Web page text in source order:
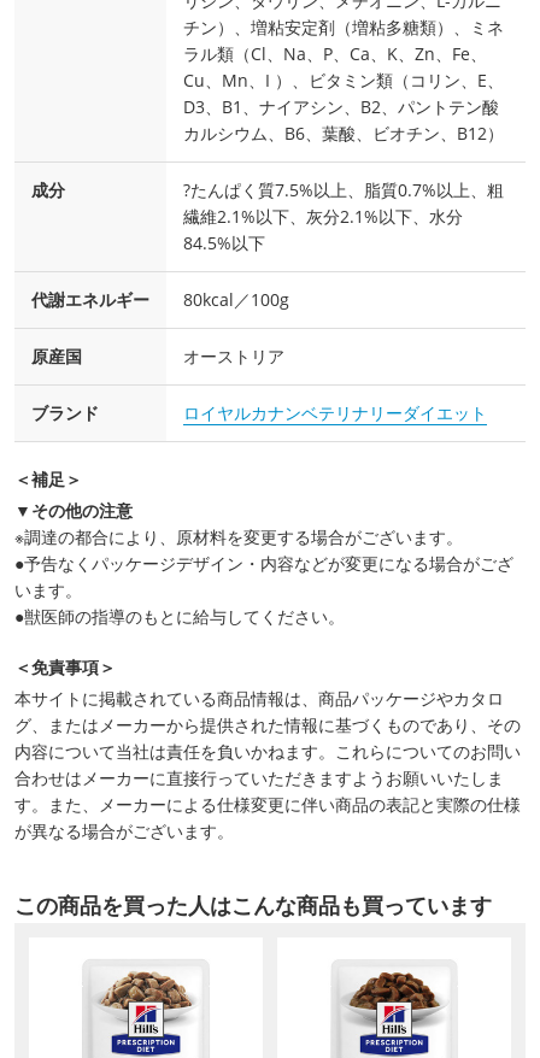
チン）、増粘安定剤（増粘多糖類）、ミネ
ラル類（Cl、Na、P、Ca、K、Zn、Fe、
Cu、Mn、I ）、ビタミン類（コリン、E、
D3、B1、ナイアシン、B2、パントテン酸
カルシウム、B6、葉酸、ビオチン、B12）
成分
?たんぱく質7.5%以上、脂質0.7%以上、粗
繊維2.1%以下、灰分2.1%以下、水分
84.5%以下
代謝エネルギー 80kcal／100g
原産国 オーストリア
ブランド ロイヤルカナンベテリナリーダイエット
＜補足＞
▼その他の注意
※調達の都合により、原材料を変更する場合がございます。
●予告なくパッケージデザイン・内容などが変更になる場合がござ
います。
●獣医師の指導のもとに給与してください。
＜免責事項＞
本サイトに掲載されている商品情報は、商品パッケージやカタロ
グ、またはメーカーから提供された情報に基づくものであり、その
内容について当社は責任を負いかねます。これらについてのお問い
合わせはメーカーに直接行っていただきますようお願いいたしま
す。また、メーカーによる仕様変更に伴い商品の表記と実際の仕様
が異なる場合がございます。
この商品を買った人はこんな商品も買っています